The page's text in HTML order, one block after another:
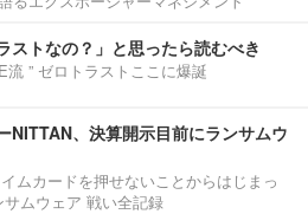
ストなの？」と思ったら読むべき
流 ” ゼロトラストここに爆誕
NITTAN、決算開示目前にランサムウ
ムカードを押せないことからはじまっ
ムウェア 戦い全記録